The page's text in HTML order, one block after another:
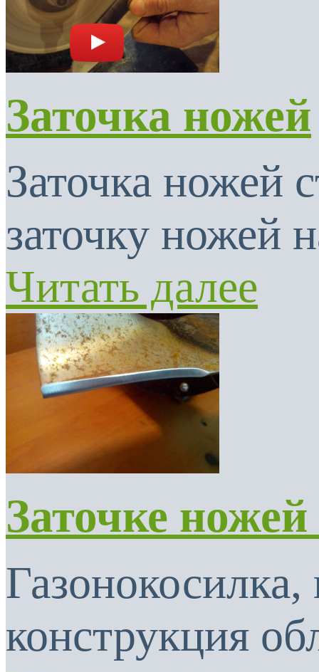
Заточка ножей
Заточка ножей
заточку ножей
Читать далее
Заточке
конструкция